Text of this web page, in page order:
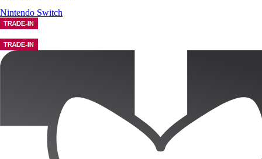
Nintendo Switch